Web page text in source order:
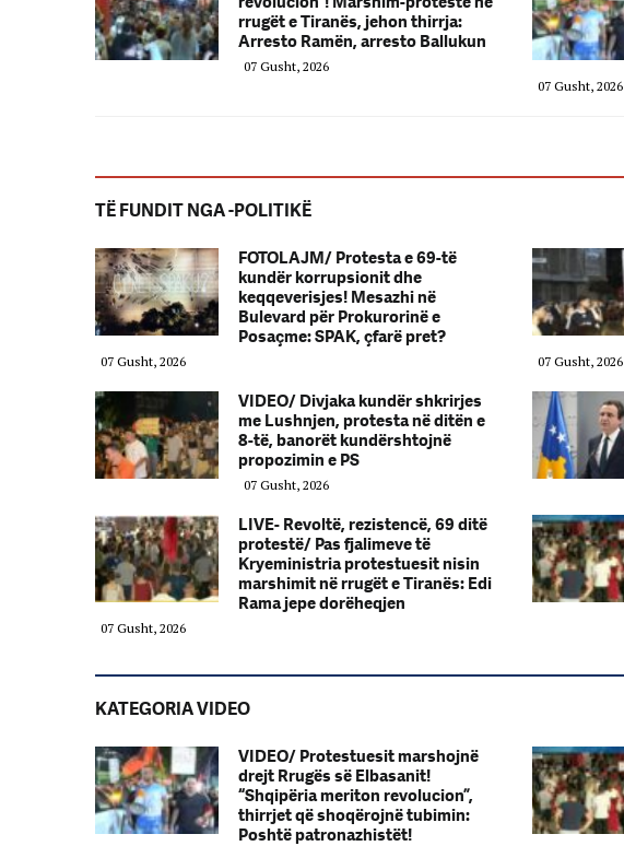
rrugët e Tiranës, jehon thirrja:
Arresto Ramën, arresto Ballukun
07 Gusht, 2026
07 Gusht, 2026
TË FUNDIT NGA -POLITIKË
FOTOLAJM/ Protesta e 69-të
kundër korrupsionit dhe
keqqeverisjes! Mesazhi në
Bulevard për Prokurorinë e
Posaçme: SPAK, çfarë pret?
07 Gusht, 2026 07 Gusht, 2026
VIDEO/ Divjaka kundër shkrirjes
me Lushnjen, protesta në ditën e
8-të, banorët kundërshtojnë
propozimin e PS
07 Gusht, 2026
LIVE- Revoltë, rezistencë, 69 ditë
protestë/ Pas fjalimeve të
Kryeministria protestuesit nisin
marshimit në rrugët e Tiranës: Edi
Rama jepe dorëheqjen
07 Gusht, 2026
KATEGORIA VIDEO
VIDEO/ Protestuesit marshojnë
drejt Rrugës së Elbasanit!
“Shqipëria meriton revolucion”,
thirrjet që shoqërojnë tubimin:
Poshtë patronazhistët!